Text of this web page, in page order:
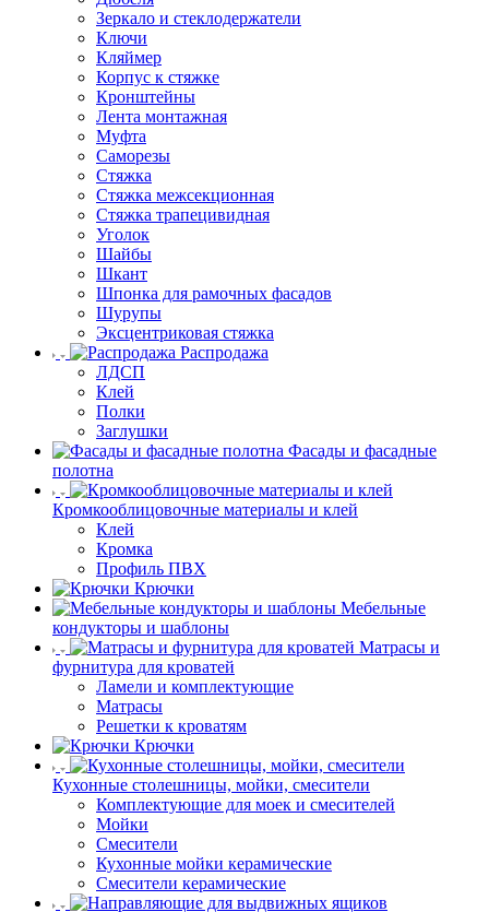
Зеркало и стеклодержатели
Ключи
Кляймер
Корпус к стяжке
Кронштейны
Лента монтажная
Муфта
Саморезы
Стяжка
Стяжка межсекционная
Стяжка трапецивидная
Уголок
Шайбы
Шкант
Шпонка для рамочных фасадов
Шурупы
Эксцентриковая стяжка
Распродажа
ЛДСП
Клей
Полки
Заглушки
Фасады и фасадные
полотна
Кромкооблицовочные материалы и клей
Клей
Кромка
Профиль ПВХ
Крючки
Мебельные
кондукторы и шаблоны
Матрасы и
фурнитура для кроватей
Ламели и комплектующие
Матрасы
Решетки к кроватям
Крючки
Кухонные столешницы, мойки, смесители
Комплектующие для моек и смесителей
Мойки
Смесители
Кухонные мойки керамические
Смесители керамические